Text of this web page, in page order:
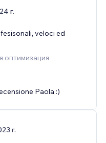
г.
veloci ed
оптимизация
Paola :)
г.